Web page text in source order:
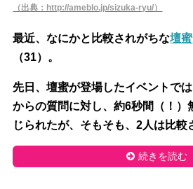
（出典：http://ameblo.jp/sizuka-ryu/）
最近、なにかと比較されがちな壇蜜
（31）。
先日、壇蜜が登場したイベントで
からの質問に対し、約6秒間（！）
じられたが、そもそも、2人は比較
続きを読む